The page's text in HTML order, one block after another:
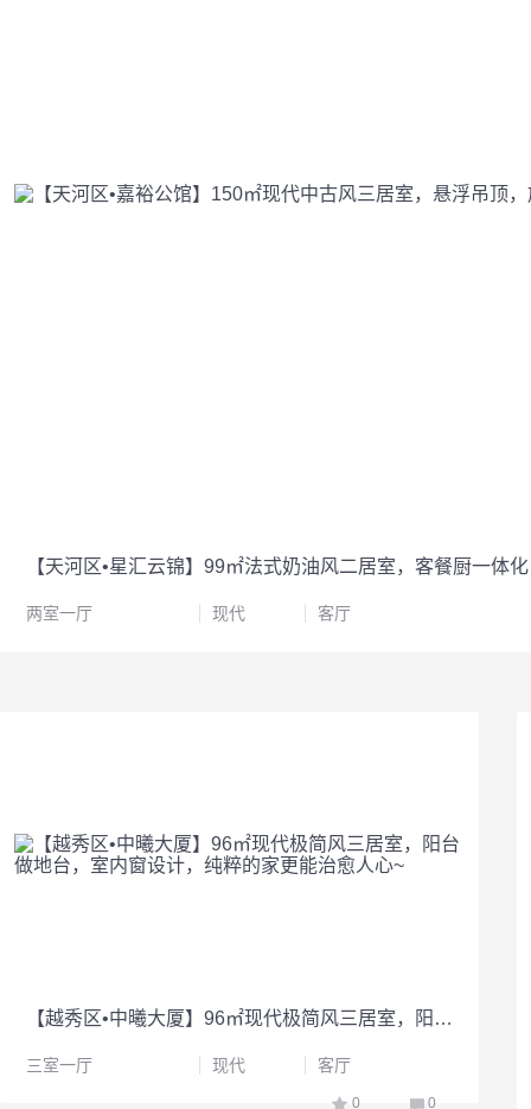
两室一厅 现代 客厅
【越秀区•中曦大厦】96㎡现代极简风三居室，阳台做地台，室内窗设计，纯粹的家更能治愈人心~
三室一厅 现代 客厅
0 0